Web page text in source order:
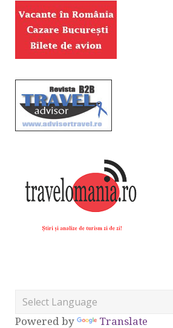
Powered by Translate